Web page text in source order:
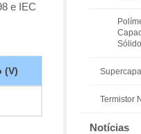
e IEC
(V)
Termistor
Notícias